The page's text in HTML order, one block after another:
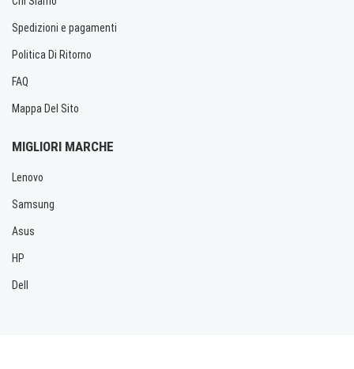
Spedizioni e pagamenti
Politica Di Ritorno
FAQ
Mappa Del Sito
MIGLIORI MARCHE
Lenovo
Samsung
Asus
HP
Dell